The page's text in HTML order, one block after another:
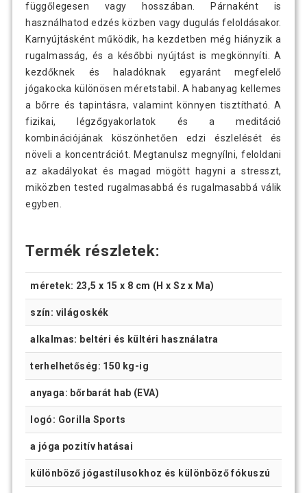
függőlegesen vagy hosszában. Párnaként is
használhatod edzés közben vagy dugulás feloldásakor.
Karnyújtásként működik, ha kezdetben még hiányzik a
rugalmasság, és a későbbi nyújtást is megkönnyíti. A
kezdőknek és haladóknak egyaránt megfelelő
jógakocka különösen méretstabil. A habanyag kellemes
a bőrre és tapintásra, valamint könnyen tisztítható. A
fizikai, légzőgyakorlatok és a meditáció
kombinációjának köszönhetően edzi észlelését és
növeli a koncentrációt. Megtanulsz megnyílni, feloldani
az akadályokat és magad mögött hagyni a stresszt,
miközben tested rugalmasabbá és rugalmasabbá válik
egyben.
Termék részletek:
méretek: 23,5 x 15 x 8 cm (H x Sz x Ma)
szín: világoskék
alkalmas: beltéri és kültéri használatra
terhelhetőség: 150 kg-ig
anyaga: bőrbarát hab (EVA)
logó: Gorilla Sports
a jóga pozitív hatásai
különböző jógastílusokhoz és különböző fókuszú